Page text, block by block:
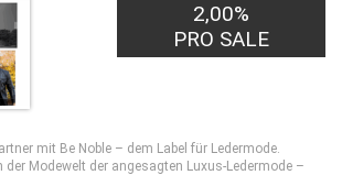
2,00%
PRO SALE
mit Be Noble – dem Label für Ledermode.
Modewelt der angesagten Luxus-Ledermode –